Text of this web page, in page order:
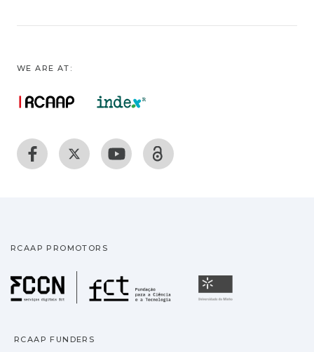
WE ARE AT:
RCAAP PROMOTORS
Fundação para a
RCAAP FUNDERS